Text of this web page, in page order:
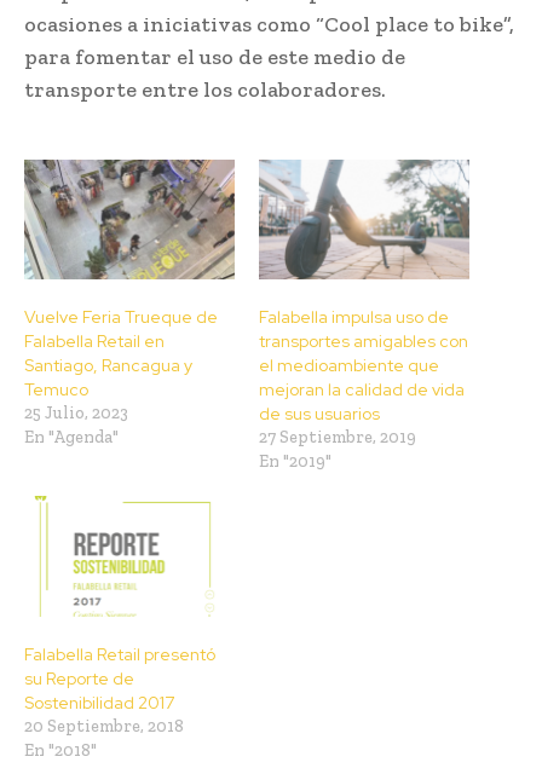
ocasiones a iniciativas como “Cool place to bike”,
para fomentar el uso de este medio de
transporte entre los colaboradores.
Vuelve Feria Trueque de
Falabella Retail en
Santiago, Rancagua y
Temuco
25 Julio, 2023
En "Agenda"
Falabella impulsa uso de
transportes amigables con
el medioambiente que
mejoran la calidad de vida
de sus usuarios
27 Septiembre, 2019
En "2019"
Falabella Retail presentó
su Reporte de
Sostenibilidad 2017
20 Septiembre, 2018
En "2018"